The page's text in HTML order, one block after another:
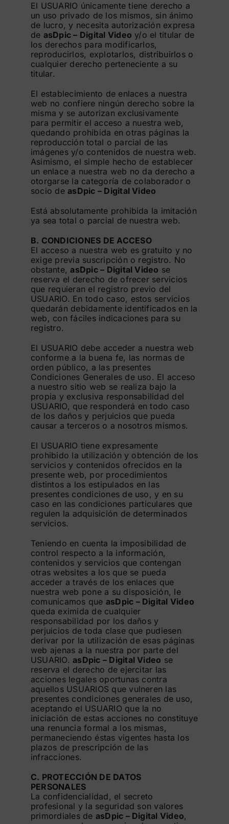
El USUARIO únicamente tiene derecho a
un uso privado de los mismos, sin ánimo
de lucro, y necesita autorización expresa
de asDpic – Digital Video y/o el titular de
los derechos para modificarlos,
reproducirlos, explotarlos, distribuirlos o
cualquier derecho perteneciente a su
titular.
El establecimiento de enlaces a nuestra
web no confiere ningún derecho sobre la
misma y se autorizan exclusivamente
para permitir el acceso a nuestra web,
quedando prohibida en otras páginas la
reproducción total o parcial de las
imágenes y/o contenidos de nuestra web.
Asimismo, el simple hecho de establecer
un enlace a nuestra web no da derecho a
otorgarse la categoría de colaborador o
socio deasDpic – Digital Video
Está absolutamente prohibida la imitación
ya sea total o parcial de nuestra web.
B. CONDICIONES DE ACCESO
El acceso a nuestra web es gratuito y no
exige previa suscripción o registro. No
obstante,asDpic – Digital Video se
reserva el derecho de ofrecer servicios
que requieran el registro previo del
USUARIO. En todo caso, estos servicios
quedarán debidamente identificados en la
web, con fáciles indicaciones para su
registro.
El USUARIO debe acceder a nuestra web
conforme a la buena fe, las normas de
orden público, a las presentes
Condiciones Generales de uso. El acceso
a nuestro sitio web se realiza bajo la
propia y exclusiva responsabilidad del
USUARIO, que responderá en todo caso
de los daños y perjuicios que pueda
causar a terceros o a nosotros mismos.
El USUARIO tiene expresamente
prohibido la utilización y obtención de los
servicios y contenidos ofrecidos en la
presente web, por procedimientos
distintos a los estipulados en las
presentes condiciones de uso, y en su
caso en las condiciones particulares que
regulen la adquisición de determinados
servicios.
Teniendo en cuenta la imposibilidad de
control respecto a la información,
contenidos y servicios que contengan
otras websites a los que se pueda
acceder a través de los enlaces que
nuestra web pone a su disposición, le
comunicamos que asDpic – Digital Video
queda eximida de cualquier
responsabilidad por los daños y
perjuicios de toda clase que pudiesen
derivar por la utilización de esas páginas
web ajenas a la nuestra por parte del
USUARIO.asDpic – Digital Video se
reserva el derecho de ejercitar las
acciones legales oportunas contra
aquellos USUARIOS que vulneren las
presentes condiciones generales de uso,
aceptando el USUARIO que la no
iniciación de estas acciones no constituye
una renuncia formal a los mismas,
permaneciendo éstas vigentes hasta los
plazos de prescripción de las
infracciones.
C. PROTECCIÓN DE DATOS
PERSONALES
La confidencialidad, el secreto
profesional y la seguridad son valores
primordiales de asDpic – Digital Video,